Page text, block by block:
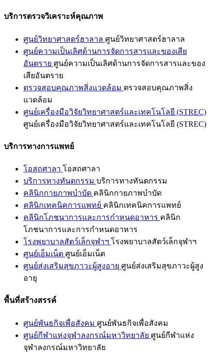
บริการตรวจวิเคราะห์คุณภาพ
ศูนย์วิทยาศาสตร์ฮาลาล ศูนย์วิทยาศาสตร์ฮาลาล
ศูนย์ความเป็นเลิศด้านการจัดการสารและของเสีย
อันตราย ศูนย์ความเป็นเลิศด้านการจัดการสารและของ
เสียอันตราย
ตรวจสอบคุณภาพสิ่งแวดล้อม ตรวจสอบคุณภาพสิ่ง
แวดล้อม
ศูนย์เครื่องมือวิจัยวิทยาศาสตร์และเทคโนโลยี (STREC)
ศูนย์เครื่องมือวิจัยวิทยาศาสตร์และเทคโนโลยี (STREC)
บริการทางการแพทย์
โอสถศาลา โอสถศาลา
บริการทางทันตกรรม บริการทางทันตกรรม
คลินิกกายภาพบำบัด คลินิกกายภาพบำบัด
คลินิกเทคนิคการแพทย์ คลินิกเทคนิคการแพทย์
คลินิกโภชนาการและการกำหนดอาหาร คลินิก
โภชนาการและการกำหนดอาหาร
โรงพยาบาลสัตว์เล็กจุฬาฯ โรงพยาบาลสัตว์เล็กจุฬาฯ
ศูนย์เอ็มเน็ต ศูนย์เอ็มเน็ต
ศูนย์ส่งเสริมสุขภาวะผู้สูงอายุ ศูนย์ส่งเสริมสุขภาวะผู้สูง
อายุ
พื้นที่สร้างสรรค์
ศูนย์พันธกิจเพื่อสังคม ศูนย์พันธกิจเพื่อสังคม
ศูนย์กีฬาแห่งจุฬาลงกรณ์มหาวิทยาลัย ศูนย์กีฬาแห่ง
จุฬาลงกรณ์มหาวิทยาลัย